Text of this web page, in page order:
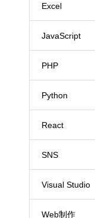
Excel
JavaScript
PHP
Python
React
SNS
Visual Studio
Web制作